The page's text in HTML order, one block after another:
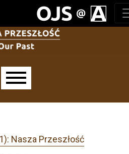
Nasza Przeszłość